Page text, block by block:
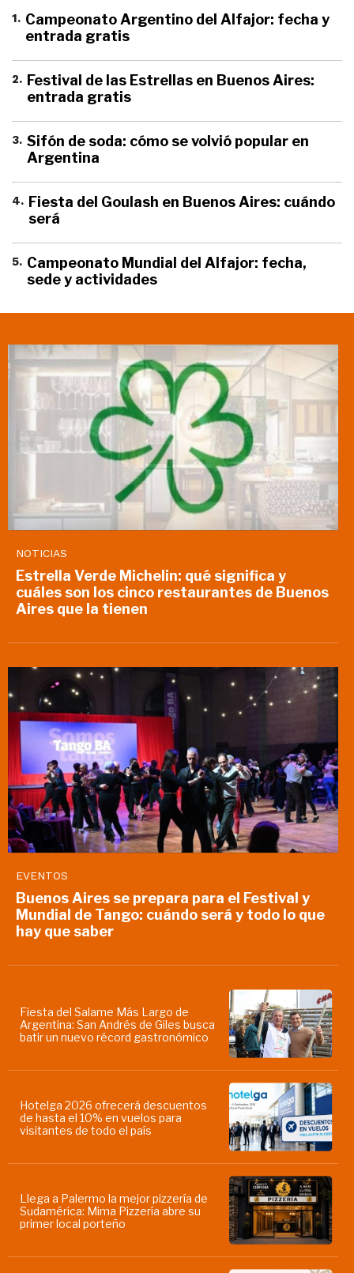
1. Campeonato Argentino del Alfajor: fecha y
entrada gratis
2. Festival de las Estrellas en Buenos Aires:
entrada gratis
3. Sifón de soda: cómo se volvió popular en
Argentina
4. Fiesta del Goulash en Buenos Aires: cuándo
será
5. Campeonato Mundial del Alfajor: fecha,
sede y actividades
NOTICIAS
Estrella Verde Michelin: qué significa y
cuáles son los cinco restaurantes de Buenos
Aires que la tienen
EVENTOS
Buenos Aires se prepara para el Festival y
Mundial de Tango: cuándo será y todo lo que
hay que saber
Fiesta del Salame Más Largo de
Argentina: San Andrés de Giles busca
batir un nuevo récord gastronómico
Hotelga 2026 ofrecerá descuentos
de hasta el 10% en vuelos para
visitantes de todo el país
Llega a Palermo la mejor pizzería de
Sudamérica: Mima Pizzería abre su
primer local porteño